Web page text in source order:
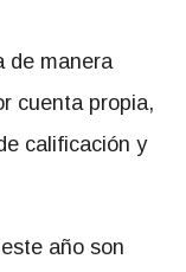
de manera
cuenta propia,
calificación y
año son